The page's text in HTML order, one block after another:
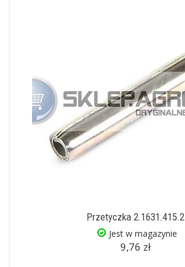
Przetyczka 2.1631.415.2
Jest w magazynie
9,76 zł